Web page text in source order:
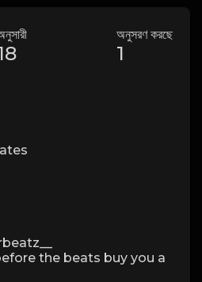
অনুসরণ করছে
1
the beats buy you a